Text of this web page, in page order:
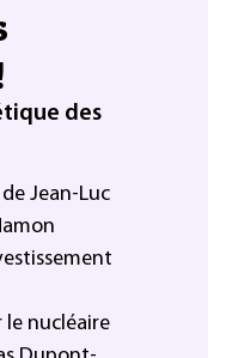
des
Jean-Luc
le nucléaire